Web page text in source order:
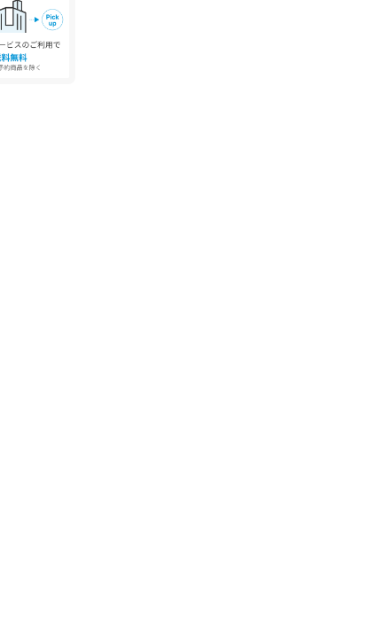
置すると色移りの原因となりますので
いのモニター環境により、実物と色味